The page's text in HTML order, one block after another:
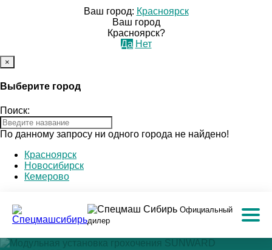
Ваш город: Красноярск
Ваш город
Красноярск?
Да Нет
×
Выберите город
Поиск:
По данному запросу ни одного города не найдено!
Красноярск
Новосибирск
Кемерово
Официальный
дилер